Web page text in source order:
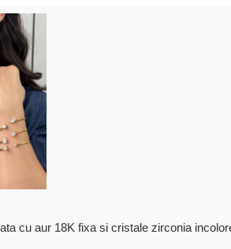
cu aur 18K fixa si cristale zirconia